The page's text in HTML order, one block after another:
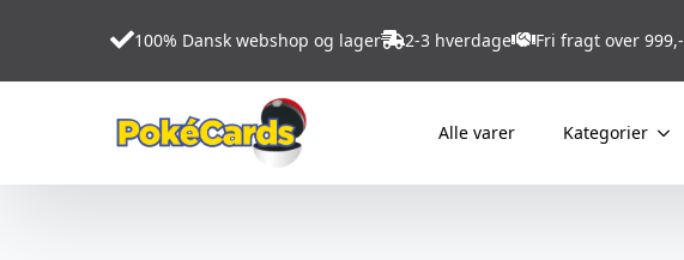
100% Dansk webshop og lager 2-3 hverdage Fri fragt over 999,-
Alle varer Kategorier